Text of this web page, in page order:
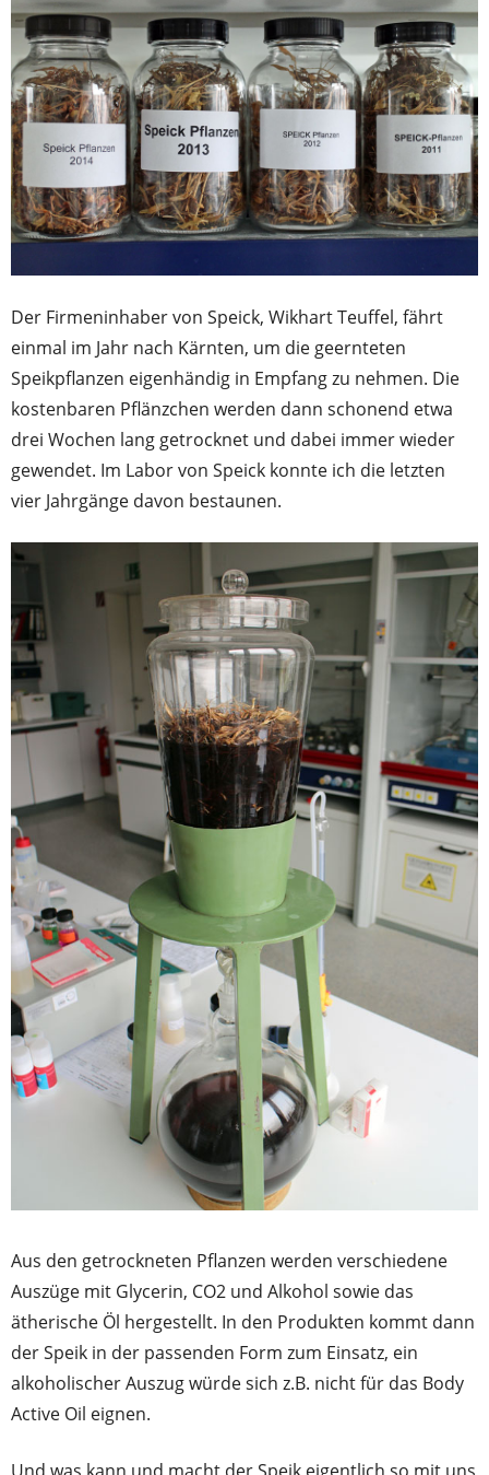
Der Firmeninhaber von Speick, Wikhart Teuffel, fährt
einmal im Jahr nach Kärnten, um die geernteten
Speikpflanzen eigenhändig in Empfang zu nehmen. Die
kostenbaren Pflänzchen werden dann schonend etwa
drei Wochen lang getrocknet und dabei immer wieder
gewendet. Im Labor von Speick konnte ich die letzten
vier Jahrgänge davon bestaunen.
Aus den getrockneten Pflanzen werden verschiedene
Auszüge mit Glycerin, CO2 und Alkohol sowie das
ätherische Öl hergestellt. In den Produkten kommt dann
der Speik in der passenden Form zum Einsatz, ein
alkoholischer Auszug würde sich z.B. nicht für das Body
Active Oil eignen.